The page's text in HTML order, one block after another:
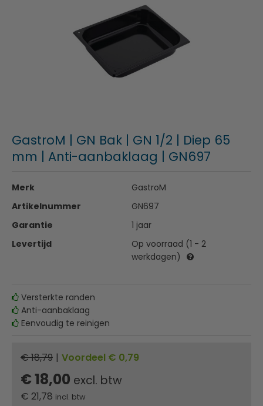
GastroM | GN Bak | GN 1/2 | Diep 65
mm | Anti-aanbaklaag | GN697
Merk
GastroM
Artikelnummer
GN697
Garantie
1 jaar
Levertijd
Op voorraad (1 - 2
werkdagen)
Versterkte randen
Anti-aanbaklaag
Eenvoudig te reinigen
€ 18,79 | Voordeel € 0,79
€ 18,00 excl. btw
€ 21,78 incl. btw